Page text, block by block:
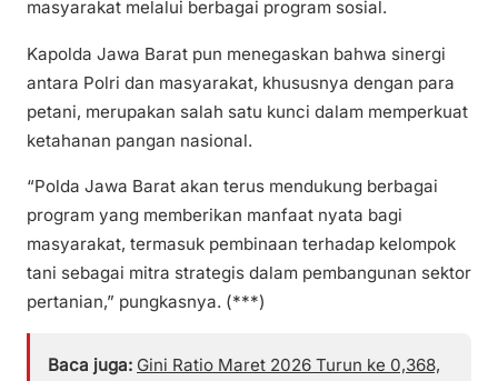
masyarakat melalui berbagai program sosial.
Kapolda Jawa Barat pun menegaskan bahwa sinergi
antara Polri dan masyarakat, khususnya dengan para
petani, merupakan salah satu kunci dalam memperkuat
ketahanan pangan nasional.
“Polda Jawa Barat akan terus mendukung berbagai
program yang memberikan manfaat nyata bagi
masyarakat, termasuk pembinaan terhadap kelompok
tani sebagai mitra strategis dalam pembangunan sektor
pertanian,” pungkasnya. (***)
Baca juga: Gini Ratio Maret 2026 Turun ke 0,368,